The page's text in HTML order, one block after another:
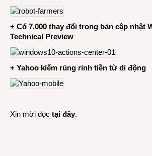
+ Có 7.000 thay đổi trong bản cập nhật
Technical Preview
+ Yahoo kiếm rủng rỉnh tiền từ di động
Xin mời đọc tại đây.